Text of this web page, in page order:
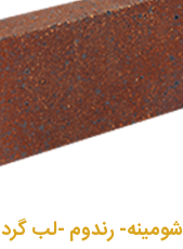
شومینه- رندوم -لب گرد